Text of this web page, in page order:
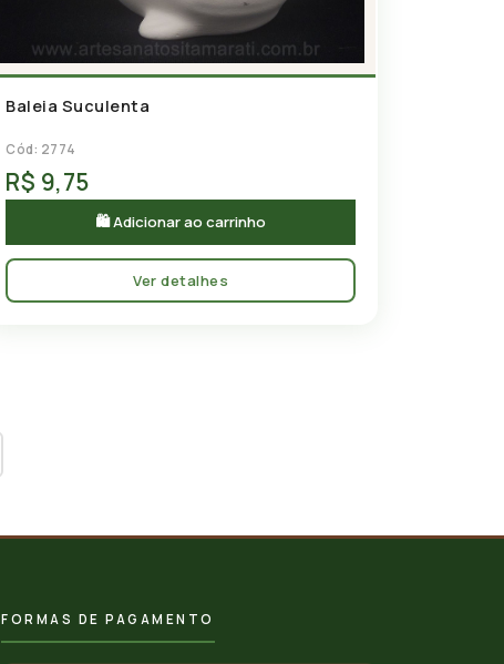
Baleia Suculenta
Cód: 2774
R$ 9,75
🛍 Adicionar ao carrinho
Ver detalhes
FORMAS DE PAGAMENTO